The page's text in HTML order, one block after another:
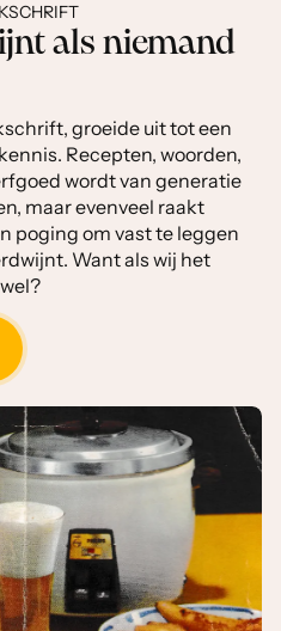
als niemand
groeide uit tot een
Recepten, woorden,
wordt van generatie
maar evenveel raakt
poging om vast te leggen
Want als wij het